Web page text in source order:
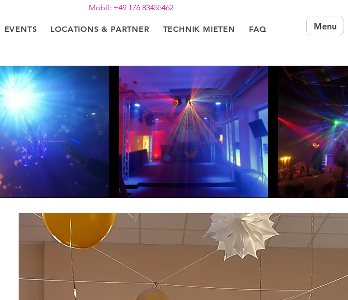
Menu
Mobil: +49 176 83455462
EVENTS LOCATIONS & PARTNER TECHNIK MIETEN FAQ